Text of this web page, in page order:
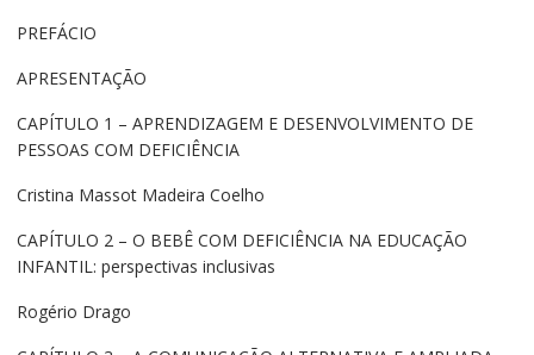
PREFÁCIO
APRESENTAÇÃO
CAPÍTULO 1 – APRENDIZAGEM E DESENVOLVIMENTO DE
PESSOAS COM DEFICIÊNCIA
Cristina Massot Madeira Coelho
CAPÍTULO 2 – O BEBÊ COM DEFICIÊNCIA NA EDUCAÇÃO
INFANTIL: perspectivas inclusivas
Rogério Drago